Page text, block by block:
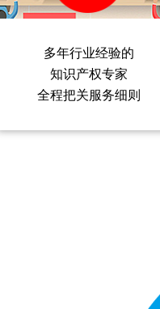
多年行业经验的
知识产权专家
全程把关服务细则